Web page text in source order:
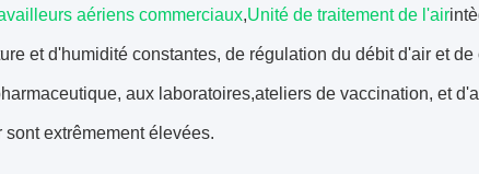
aériens commerciaux,Unité de traitement de l'air
et d'humidité constantes, de régulation du débit d'air et
aux laboratoires,ateliers de vaccination, et
extrêmement élevées.